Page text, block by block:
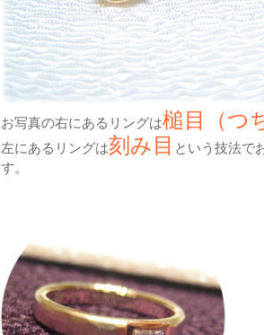
お写真の右にあるリングは槌目（つ
左にあるリングは刻み目 という技法で
す。